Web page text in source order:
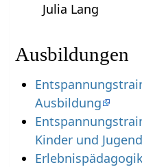
Julia Lang
Ausbildungen
Ausbildung
Kinder und